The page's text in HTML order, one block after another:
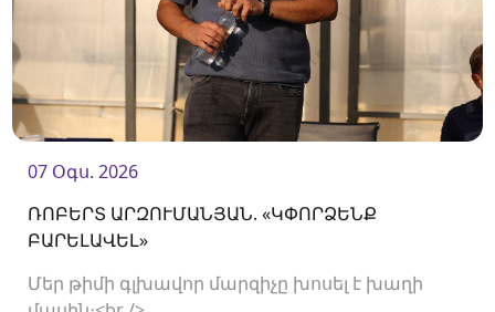
07 Օգս. 2026
ՌՈԲԵՐՏ ԱՐԶՈՒՄԱՆՅԱՆ. «ԿՓՈՐՁԵՆՔ
ԲԱՐԵԼԱՎԵԼ»
Մեր թիմի գլխավոր մարզիչը խոսել է խաղի